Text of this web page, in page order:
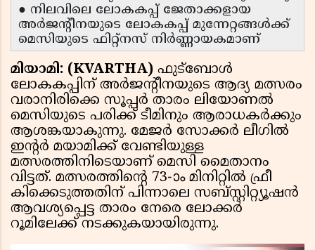
● നിലവിലെ ലോകകപ്പ് ജേതാക്കളായ
അർജന്റീനയുടെ ലോകകപ്പ് മുന്നേറ്റങ്ങൾക്ക്
മെസിയുടെ ഫിറ്റ്‌നസ് നിർണ്ണായകമാണ്
മിയാമി: (KVARTHA) ഫുട്ബോൾ
ലോകകപ്പിന് അർജന്റീനയുടെ ആദ്യ മത്സരം
വരാനിരിക്കെ സൂപ്പർ താരം ലിയോണൽ
മെസിയുടെ പരിക്ക് ടീമിനും ആരാധകർക്കും
ആശങ്കയാകുന്നു. മേജർ സോക്കർ ലീഗിൽ
ഇന്റർ മയാമിക്ക് വേണ്ടിയുള്ള
മത്സരത്തിനിടെയാണ് മെസി മൈതാനം
വിട്ടത്. മത്സരത്തിന്റെ 73-ാം മിനിറ്റിൽ ഫ്രീ
കിക്കെടുത്തതിന് പിന്നാലെ സബ്സ്റ്റിറ്റ്യൂഷൻ
ആവശ്യപ്പെട്ട താരം നേരെ ലോക്കർ
റൂമിലേക്ക് നടക്കുകയായിരുന്നു.